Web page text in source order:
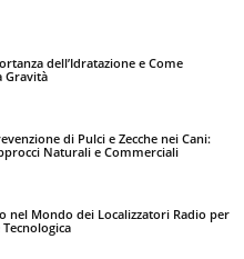
dell’Idratazione e Come
Gravità
di Pulci e Zecche nei Cani:
Naturali e Commerciali
nel Mondo dei Localizzatori Radio per